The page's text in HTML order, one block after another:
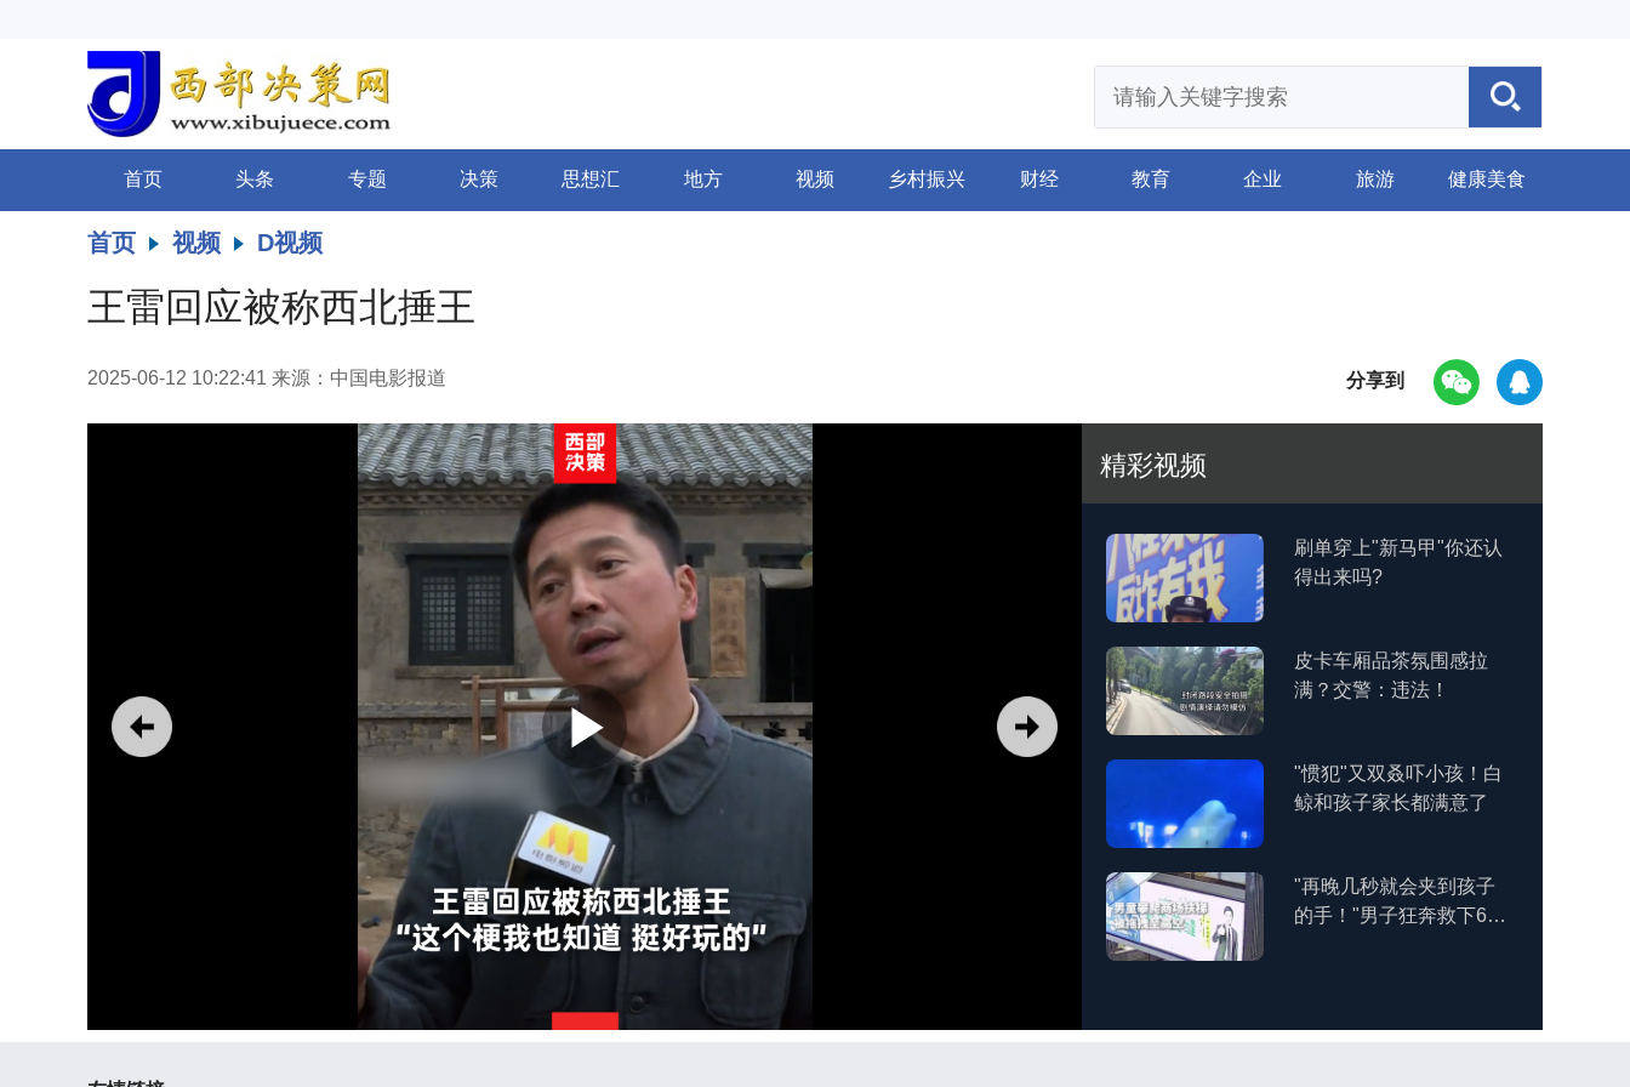
首页 头条 专题 决策 思想汇 地方 视频 乡村振兴 财经 教育 企业 旅游 健康美食
首页 视频 D视频
王雷回应被称西北捶王
2025-06-12 10:22:41 来源：中国电影报道 分享到
精彩视频
刷单穿上"新马甲"你还认
得出来吗?
皮卡车厢品茶氛围感拉
满？交警：违法！
"惯犯"又双叒吓小孩！白
鲸和孩子家长都满意了
"再晚几秒就会夹到孩子
的手！"男子狂奔救下6岁
发疾病老人